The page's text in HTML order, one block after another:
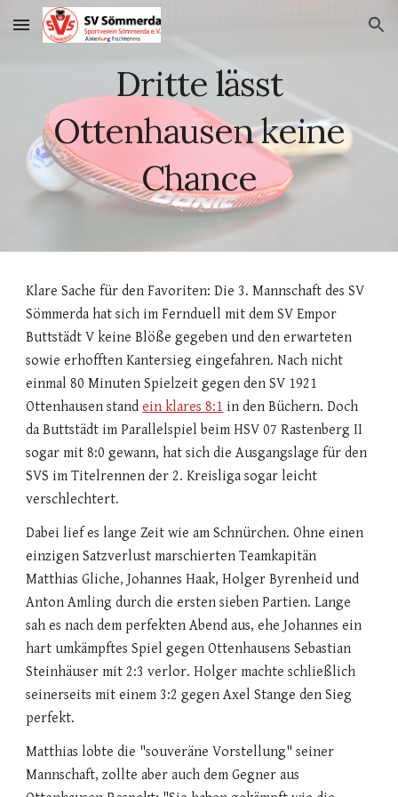
Skip to main content Skip to navigation
Dritte lässt
Ottenhausen keine
Chance
Klare Sache für den Favoriten: Die 3. Mannschaft des SV
Sömmerda hat sich im Fernduell mit dem SV Empor
Buttstädt V keine Blöße gegeben und den erwarteten
sowie erhofften Kantersieg eingefahren. Nach nicht
einmal 80 Minuten Spielzeit gegen den SV 1921
Ottenhausen standein klares 8:1 in den Büchern. Doch
da Buttstädt im Parallelspiel beim HSV 07 Rastenberg II
sogar mit 8:0 gewann, hat sich die Ausgangslage für den
SVS im Titelrennen der 2. Kreisliga sogar leicht
verschlechtert.
Dabei lief es lange Zeit wie am Schnürchen. Ohne einen
einzigen Satzverlust marschierten Teamkapitän
Matthias Gliche, Johannes Haak, Holger Byrenheid und
Anton Amling durch die ersten sieben Partien. Lange
sah es nach dem perfekten Abend aus, ehe Johannes ein
hart umkämpftes Spiel gegen Ottenhausens Sebastian
Steinhäuser mit 2:3 verlor. Holger machte schließlich
seinerseits mit einem 3:2 gegen Axel Stange den Sieg
perfekt.
Matthias lobte die "souveräne Vorstellung" seiner
Mannschaft, zollte aber auch dem Gegner aus